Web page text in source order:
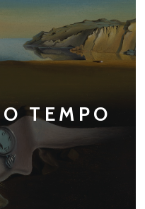
TEMPO